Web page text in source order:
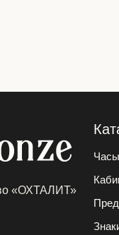
«ОХТАЛИТ»
Часы